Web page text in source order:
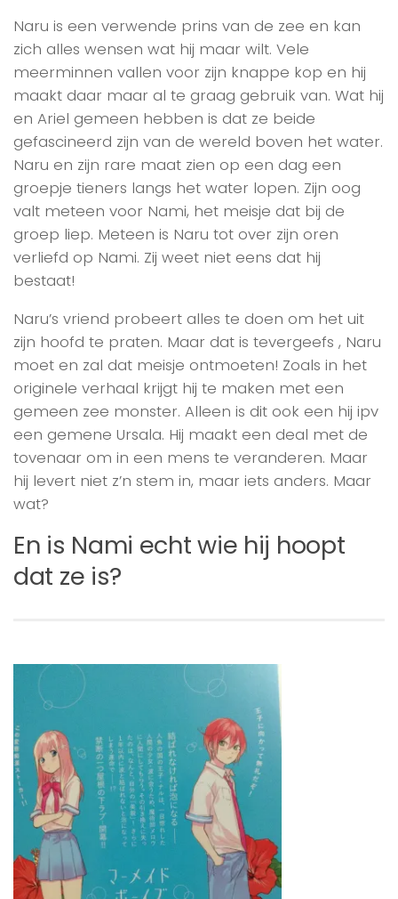
Naru is een verwende prins van de zee en kan
zich alles wensen wat hij maar wilt. Vele
meerminnen vallen voor zijn knappe kop en hij
maakt daar maar al te graag gebruik van. Wat hij
en Ariel gemeen hebben is dat ze beide
gefascineerd zijn van de wereld boven het water.
Naru en zijn rare maat zien op een dag een
groepje tieners langs het water lopen. Zijn oog
valt meteen voor Nami, het meisje dat bij de
groep liep. Meteen is Naru tot over zijn oren
verliefd op Nami. Zij weet niet eens dat hij
bestaat!
Naru’s vriend probeert alles te doen om het uit
zijn hoofd te praten. Maar dat is tevergeefs , Naru
moet en zal dat meisje ontmoeten! Zoals in het
originele verhaal krijgt hij te maken met een
gemeen zee monster. Alleen is dit ook een hij ipv
een gemene Ursala. Hij maakt een deal met de
tovenaar om in een mens te veranderen. Maar
hij levert niet z’n stem in, maar iets anders. Maar
wat?
En is Nami echt wie hij hoopt
dat ze is?